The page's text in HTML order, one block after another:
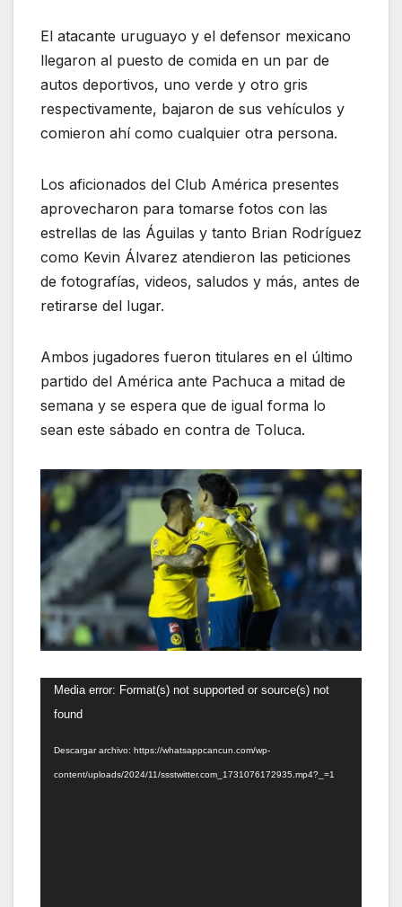
El atacante uruguayo y el defensor mexicano
llegaron al puesto de comida en un par de
autos deportivos, uno verde y otro gris
respectivamente, bajaron de sus vehículos y
comieron ahí como cualquier otra persona.
Los aficionados del Club América presentes
aprovecharon para tomarse fotos con las
estrellas de las Águilas y tanto Brian Rodríguez
como Kevin Álvarez atendieron las peticiones
de fotografías, videos, saludos y más, antes de
retirarse del lugar.
Ambos jugadores fueron titulares en el último
partido del América ante Pachuca a mitad de
semana y se espera que de igual forma lo
sean este sábado en contra de Toluca.
Reproductor
de
Media error: Format(s) not supported or source(s) not
found
Descargar archivo: https://whatsappcancun.com/wp-
content/uploads/2024/11/ssstwitter.com_1731076172935.mp4?_=1